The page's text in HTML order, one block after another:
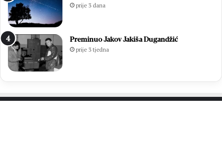
prije 3 dana
Preminuo Jakov Jakiša Dugandžić
prije 3 tjedna